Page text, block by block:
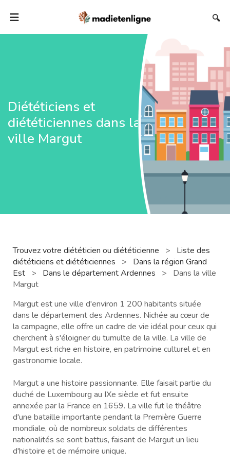
🔍
Diététiciens et
diététiciennes dans la
ville Margut
Trouvez votre diététicien ou diététicienne >
Liste des
diététiciens et diététiciennes
>
Dans la région Grand
Est > Dans le département Ardennes >
Dans la ville
Margut
Margut est une ville d'environ 1 200 habitants située
dans le département des Ardennes. Nichée au cœur de
la campagne, elle offre un cadre de vie idéal pour ceux qui
cherchent à s'éloigner du tumulte de la ville. La ville de
Margut est riche en histoire, en patrimoine culturel et en
gastronomie locale.
Margut a une histoire passionnante. Elle faisait partie du
duché de Luxembourg au IXe siècle et fut ensuite
annexée par la France en 1659. La ville fut le théâtre
d'une bataille importante pendant la Première Guerre
mondiale, où de nombreux soldats de différentes
nationalités se sont battus, faisant de Margut un lieu
d'histoire et de mémoire unique.